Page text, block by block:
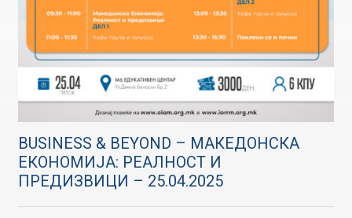
BUSINESS & BEYOND – МАКЕДОНСКА
ЕКОНОМИЈА: РЕАЛНОСТ И
ПРЕДИЗВИЦИ – 25.04.2025